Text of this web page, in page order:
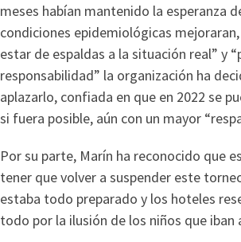
meses habían mantenido la esperanza
condiciones epidemiológicas
estar de espaldas a la situación real” y
responsabilidad” la organización ha
aplazarlo, confiada en que en 2022 se
si fuera posible, aún con un mayor
Por su parte, Marín ha reconocido que
tener que volver a suspender este
estaba todo preparado y los hoteles
todo por la ilusión de los niños que iban